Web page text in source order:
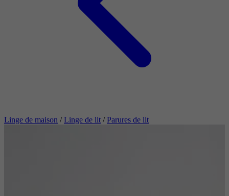
Linge de maison / Linge de lit / Parures de lit